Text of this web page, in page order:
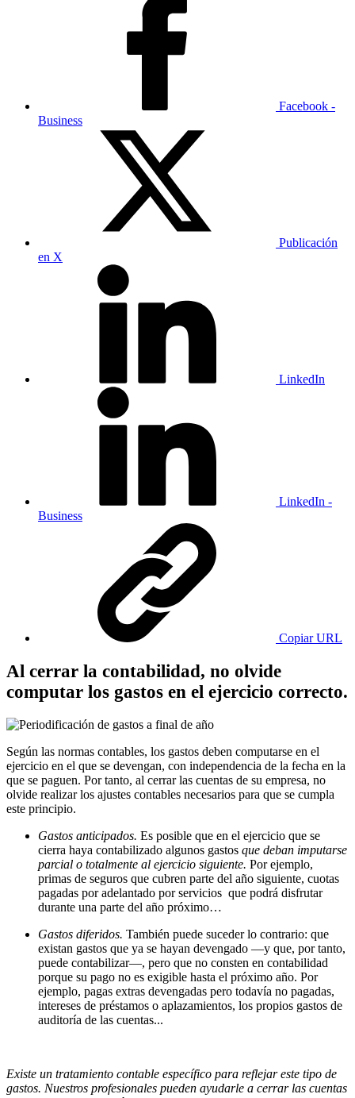
Facebook -
Business
Publicación
en X
LinkedIn
LinkedIn -
Business
Copiar URL
Al cerrar la contabilidad, no olvide
computar los gastos en el ejercicio correcto.
Según las normas contables, los gastos deben computarse en el
ejercicio en el que se devengan, con independencia de la fecha en la
que se paguen. Por tanto, al cerrar las cuentas de su empresa, no
olvide realizar los ajustes contables necesarios para que se cumpla
este principio.
Gastos anticipados. Es posible que en el ejercicio que se
cierra haya contabilizado algunos gastos que deban imputarse
parcial o totalmente al ejercicio siguiente. Por ejemplo,
primas de seguros que cubren parte del año siguiente, cuotas
pagadas por adelantado por servicios que podrá disfrutar
durante una parte del año próximo…
Gastos diferidos. También puede suceder lo contrario: que
existan gastos que ya se hayan devengado —y que, por tanto,
puede contabilizar—, pero que no consten en contabilidad
porque su pago no es exigible hasta el próximo año. Por
ejemplo, pagas extras devengadas pero todavía no pagadas,
intereses de préstamos o aplazamientos, los propios gastos de
auditoría de las cuentas...
Existe un tratamiento contable específico para reflejar este tipo de
gastos. Nuestros profesionales pueden ayudarle a cerrar las cuentas